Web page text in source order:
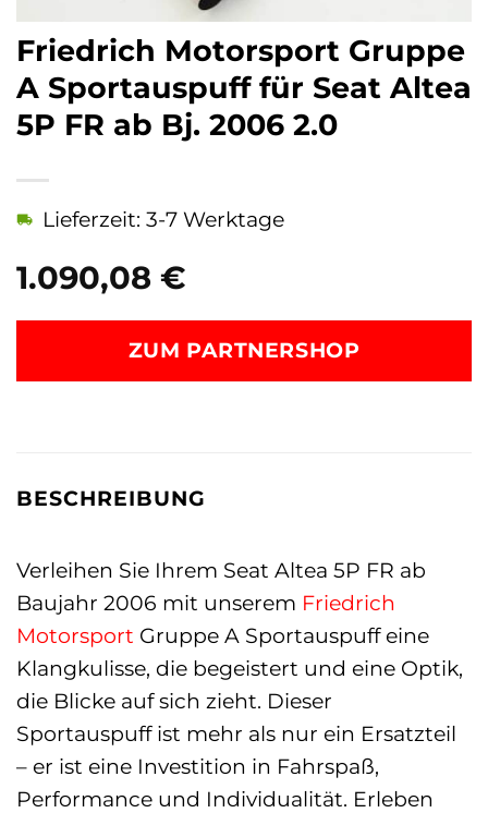
Friedrich Motorsport Gruppe
A Sportauspuff für Seat Altea
5P FR ab Bj. 2006 2.0
1.090,08 €
Lieferzeit: 3-7 Werktage
ZUM PARTNERSHOP
BESCHREIBUNG
Verleihen Sie Ihrem Seat Altea 5P FR ab
Baujahr 2006 mit unserem Friedrich
Motorsport Gruppe A Sportauspuff eine
Klangkulisse, die begeistert und eine Optik,
die Blicke auf sich zieht. Dieser
Sportauspuff ist mehr als nur ein Ersatzteil
– er ist eine Investition in Fahrspaß,
Performance und Individualität. Erleben